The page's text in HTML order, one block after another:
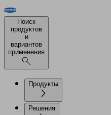
Поиск
продуктов
и
вариантов
применения
Продукты
Решения